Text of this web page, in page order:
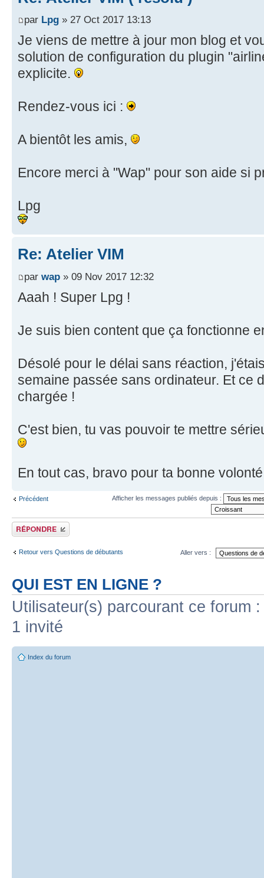
par Lpg » 27 Oct 2017 13:13
Je viens de mettre à jour mon blog et
solution de configuration du plugin
explicite.
Rendez-vous ici :
A bientôt les amis,
Encore merci à "Wap" pour son aide si
Lpg
Re: Atelier VIM
par wap » 09 Nov 2017 12:32
Aaah ! Super Lpg !
Je suis bien content que ça fonctionne
Désolé pour le délai sans réaction,
semaine passée sans ordinateur. Et ce
chargée !
C'est bien, tu vas pouvoir te mettre
En tout cas, bravo pour ta bonne
Précédent Afficher les messages publiés depuis :
Publier une réponse
Retour vers Questions de débutants Aller vers :
QUI EST EN LIGNE ?
Utilisateur(s) parcourant ce forum
1 invité
Index du forum